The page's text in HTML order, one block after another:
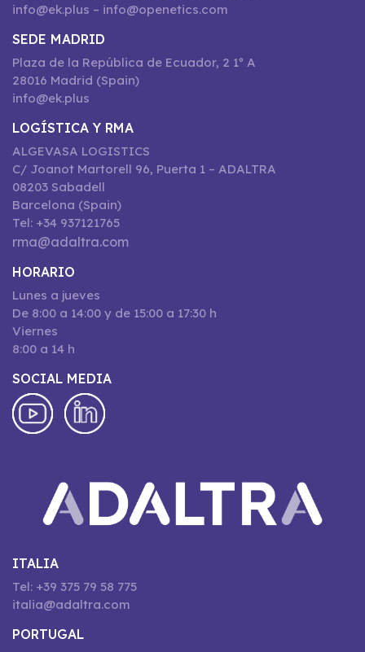
info@ek.plus – info@openetics.com
SEDE MADRID
Plaza de la República de Ecuador, 2 1º A
28016 Madrid (Spain)
info@ek.plus
LOGÍSTICA Y RMA
ALGEVASA LOGISTICS
C/ Joanot Martorell 96, Puerta 1 – ADALTRA
08203 Sabadell
Barcelona (Spain)
Tel: +34 937121765
rma@adaltra.com
HORARIO
Lunes a jueves
De 8:00 a 14:00 y de 15:00 a 17:30 h
Viernes
8:00 a 14 h
SOCIAL MEDIA
ITALIA
Tel: +39 375 79 58 775
italia@adaltra.com
PORTUGAL